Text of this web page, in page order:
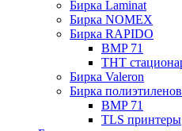
Бирка Laminat
Бирка NOMEX
Бирка RAPIDO
BMP 71
THT
Бирка Valeron
Бирка
BMP 71
TLS принтеры